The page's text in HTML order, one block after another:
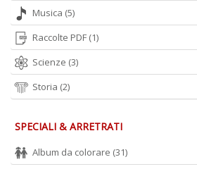
Musica (5)
Raccolte PDF (1)
Scienze (3)
Storia (2)
SPECIALI & ARRETRATI
Album da colorare (31)